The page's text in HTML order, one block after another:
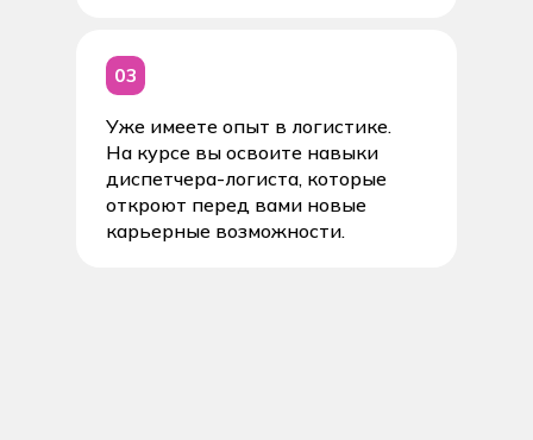
Уже имеете опыт в логистике.
На курсе вы освоите навыки
диспетчера-логиста, которые
откроют перед вами новые
карьерные возможности.
03